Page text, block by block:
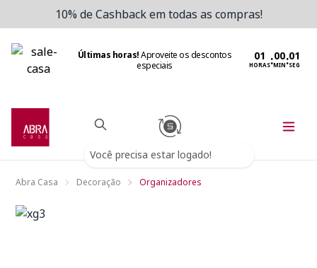
10% de Cashback em todas as compras!
Últimas horas!Aproveite os descontos
especiais
HORAS:MIN:SEG
Você precisa estar logado!
Abra Casa Decoração Organizadores